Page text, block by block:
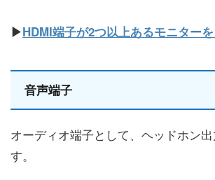
▶HDMI端子が2つ以上あるモニター
音声端子
オーディオ端子として、ヘッドホン
す。